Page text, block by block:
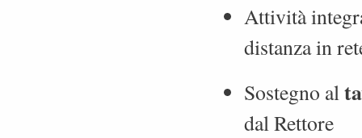
Attività
distanza in
Sostegno al
dal Rettore